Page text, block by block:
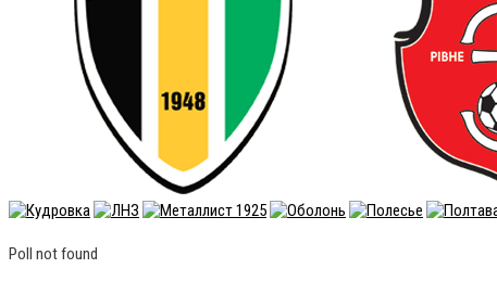
Poll not found